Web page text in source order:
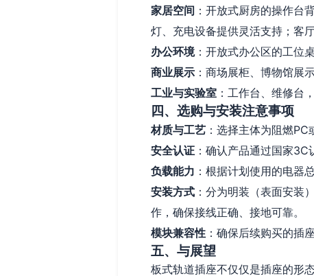
家居空间 ：开放式厨房的操作台
灯、充电设备提供灵活支持；客
办公环境：开放式办公区的工位
商业展示 ：商场展柜、博物馆展
工业与实验室 ：工作台、维修台
四、选购与安装注意事项
材质与工艺 ：选择主体为阻燃
安全认证 ：确认产品通过国家3C
负载能力 ：根据计划使用的电器
安装方式 ：分为明装（表面安装
作，确保接线正确、接地可靠。
模块兼容性 ：确保后续购买的插
五、与展望
板式轨道插座不仅仅是插座的形